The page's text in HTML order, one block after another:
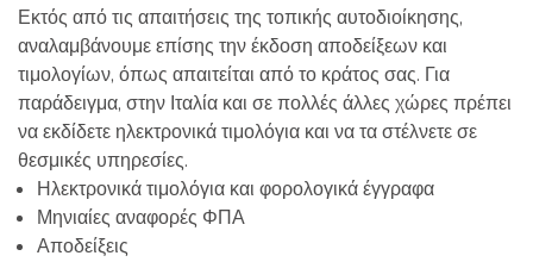
Εκτός από τις απαιτήσεις της τοπικής αυτοδιοίκησης,
αναλαμβάνουμε επίσης την έκδοση αποδείξεων και
τιμολογίων, όπως απαιτείται από το κράτος σας. Για
παράδειγμα, στην Ιταλία και σε πολλές άλλες χώρες πρέπει
να εκδίδετε ηλεκτρονικά τιμολόγια και να τα στέλνετε σε
θεσμικές υπηρεσίες.
Ηλεκτρονικά τιμολόγια και φορολογικά έγγραφα
Μηνιαίες αναφορές ΦΠΑ
Αποδείξεις